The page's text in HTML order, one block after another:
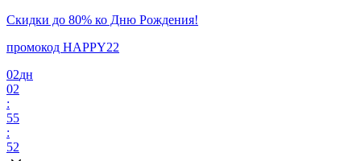
Скидки до 80% ко Дню Рождения!
промокод HAPPY22
02дн
02
:
55
:
52